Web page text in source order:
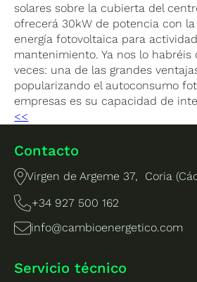
solares sobre la cubierta del
ofrecerá 30kW de potencia con
energía fotovoltaica para
mantenimiento. Ya nos lo habréis
veces: una de las grandes
popularizando el autoconsumo
empresas es su capacidad de
<<
Contacto
Virgen de Argeme 37, Coria
+34 927 500 162
info@cambioenergetico.com
Servicio técnico